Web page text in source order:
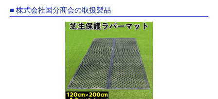
■ 株式会社国分商会の取扱製品